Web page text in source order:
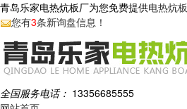
青岛乐家电热炕板厂为您免费提供电热炕板
您有3条新询盘信息！
全国服务电话： 13356685555